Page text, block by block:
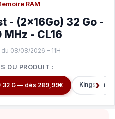
RAM
- (2x16Go) 32 Go -
- CL16
08/08/2026 – 11H
DU PRODUIT :
32 G — dès 289,99€ Kingston